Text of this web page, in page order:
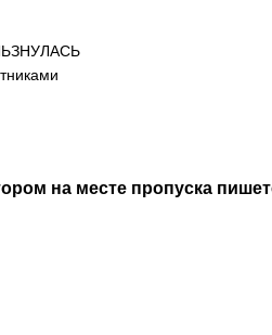
на месте пропуска